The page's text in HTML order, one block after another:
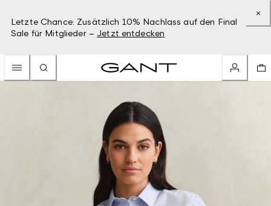
Letzte Chance: Zusätzlich 10% Nachlass auf den Final
Sale für Mitglieder – Jetzt entdecken